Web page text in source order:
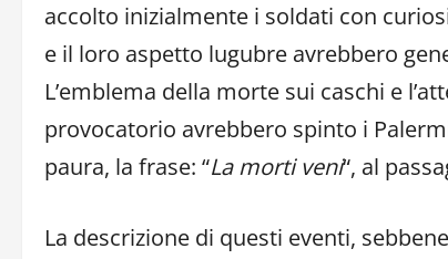
accolto inizialmente i soldati con
e il loro aspetto lugubre avrebbero
L’emblema della morte sui caschi e
provocatorio avrebbero spinto i
paura, la frase: “La morti veni“, al
La descrizione di questi eventi,